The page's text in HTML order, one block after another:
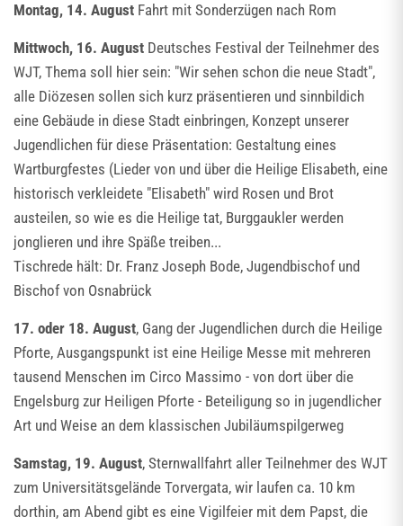
Montag, 14. August Fahrt mit Sonderzügen nach Rom
Mittwoch, 16. August Deutsches Festival der Teilnehmer des
WJT, Thema soll hier sein: "Wir sehen schon die neue Stadt",
alle Diözesen sollen sich kurz präsentieren und sinnbildich
eine Gebäude in diese Stadt einbringen, Konzept unserer
Jugendlichen für diese Präsentation: Gestaltung eines
Wartburgfestes (Lieder von und über die Heilige Elisabeth, eine
historisch verkleidete "Elisabeth" wird Rosen und Brot
austeilen, so wie es die Heilige tat, Burggaukler werden
jonglieren und ihre Späße treiben...
Tischrede hält: Dr. Franz Joseph Bode, Jugendbischof und
Bischof von Osnabrück
17. oder 18. August, Gang der Jugendlichen durch die Heilige
Pforte, Ausgangspunkt ist eine Heilige Messe mit mehreren
tausend Menschen im Circo Massimo - von dort über die
Engelsburg zur Heiligen Pforte - Beteiligung so in jugendlicher
Art und Weise an dem klassischen Jubiläumspilgerweg
Samstag, 19. August, Sternwallfahrt aller Teilnehmer des WJT
zum Universitätsgelände Torvergata, wir laufen ca. 10 km
dorthin, am Abend gibt es eine Vigilfeier mit dem Papst, die